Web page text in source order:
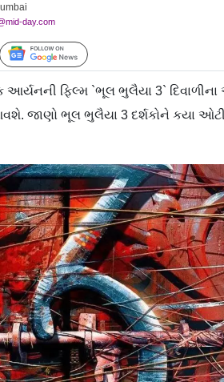
day.com
Follow Us
આર્યનની ફિલ્મ `ભૂલ ભુલૈયા 3`
જાણો ભૂલ ભુલૈયા 3 દર્શકોને કયા